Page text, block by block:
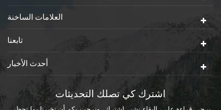
العلامات الساخنة
تابعنا
أحدث الأخبار
اشترك كي تصلك التحديثات